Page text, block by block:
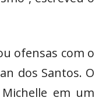
ofensas com o
dos Santos. O
em um